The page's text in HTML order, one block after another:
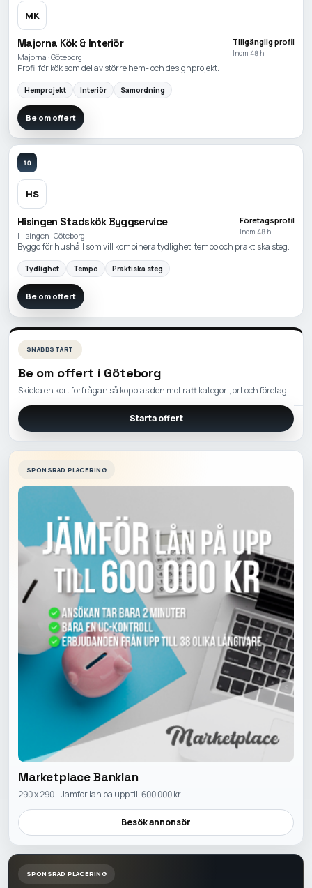
MK
Majorna Kök & Interiör
Majorna · Göteborg
Tillgänglig profil
Inom 48 h
Profil för kök som del av större hem- och designprojekt.
Hemprojekt Interiör Samordning
Be om offert
10
HS
Hisingen Stadskök Byggservice
Hisingen · Göteborg
Företagsprofil
Inom 48 h
Byggd för hushåll som vill kombinera tydlighet, tempo och praktiska steg.
Tydlighet Tempo Praktiska steg
Be om offert
SNABBSTART
Be om offert i Göteborg
Skicka en kort förfrågan så kopplas den mot rätt kategori, ort och företag.
Starta offert
SPONSRAD PLACERING
Marketplace Banklan
290 x 290 - Jamfor lan pa upp till 600 000 kr
Besök annonsör
SPONSRAD PLACERING